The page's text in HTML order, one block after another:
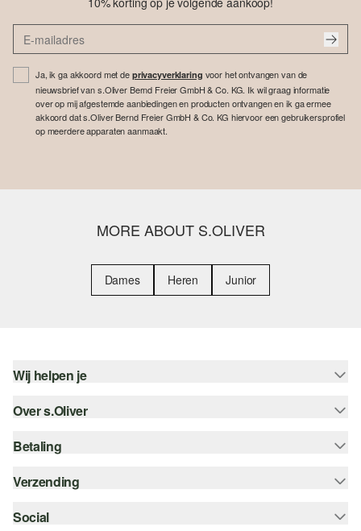
Ja, ik ga akkoord met de privacyverklaring voor het ontvangen van de
nieuwsbrief van s.Oliver Bernd Freier GmbH & Co. KG. Ik wil graag informatie
over op mij afgestemde aanbiedingen en producten ontvangen en ik ga ermee
akkoord dat s.Oliver Bernd Freier GmbH & Co. KG hiervoor een gebruikersprofiel
op meerdere apparaten aanmaakt.
MORE ABOUT S.OLIVER
Dames Heren Junior
Wij helpen je
Help - FAQ
Maattabel
Top categorieën
Over s.Oliver
Nieuwsbrief
s.Oliver Card
Betaling
Koop op rekening
Creditcard
Verzending
bpost
Social